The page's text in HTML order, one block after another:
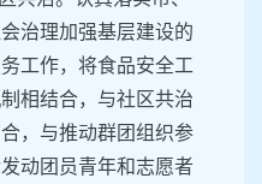
治理加强基层建设的
工作，将食品安全工
相结合，与社区共治
，与推动群团组织参
动团员青年和志愿者